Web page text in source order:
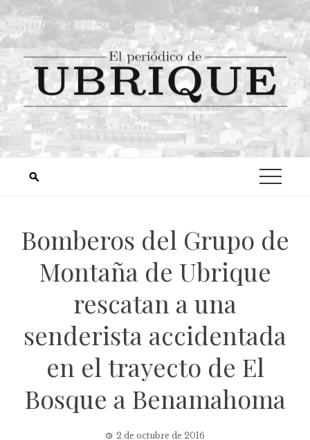
Bomberos del Grupo de
Montaña de Ubrique
rescatan a una
senderista accidentada
en el trayecto de El
Bosque a Benamahoma
2 de octubre de 2016